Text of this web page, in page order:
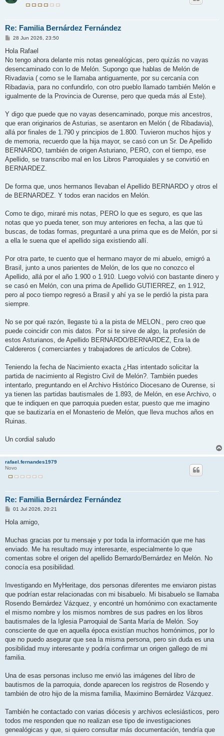
Re: Familia Bernárdez Fernández
M
n
a
j
28 Jun 2026, 23:50
Hola Rafael
No tengo ahora delante mis notas genealógicas, pero quizás no vayas
desencaminado con lo de Melón. Supongo que hablas de Melón de
Rivadavia ( como se le llamaba antiguamente, por su cercanía con
Ribadavia, para no confundirlo, con otro pueblo llamado también Melón e
igualmente de la Provincia de Ourense, pero que queda más al Este).
Y digo que puede que no vayas desencaminado, porque mis ancestros,
que eran originarios de Asturias, se asentaron en Melón ( de Ribadavia),
allá por finales de 1.790 y principios de 1.800. Tuvieron muchos hijos y
de memoria, recuerdo que la hija mayor, se casó con un Sr. De Apellido
BERNARDO, también de origen Asturiano, PERO, con el tiempo, ese
Apellido, se transcribo mal en los Libros Parroquiales y se convirtió en
BERNARDEZ.
De forma que, unos hermanos llevaban el Apellido BERNARDO y otros el
de BERNARDEZ. Y todos eran nacidos en Melón.
Como te digo, miraré mis notas, PERO lo que es seguro, es que las
notas que yo pueda tener, son muy anteriores en fecha, a las que tú
buscas, de todas formas, preguntaré a una prima que es de Melón, por si
a ella le suena que el apellido siga existiendo allí.
Por otra parte, te cuento que el hermano mayor de mi abuelo, emigró a
Brasil, junto a unos parientes de Melón, de los que no conozco el
Apellido, allá por el año 1.900 o 1.910. Luego volvió con bastante dinero y
se casó en Melón, con una prima de Apellido GUTIERREZ, en 1.912,
pero al poco tiempo regresó a Brasil y ahí ya se le perdió la pista para
siempre.
No se por qué razón, llegaste tú a la pista de MELON., pero creo que
puede coincidir con mis datos. Por si te sirve de algo, la profesión de
estos Asturianos, de Apellido BERNARDO/BERNARDEZ, Era la de
Caldereros ( comerciantes y trabajadores de artículos de Cobre).
Teniendo la fecha de Nacimiento exacta ¿Has intentado solicitar la
partida de nacimiento al Registro Civil de Melón?. También puedes
intentarlo, preguntando en el Archivo Histórico Diocesano de Ourense, si
ya tienen las partidas bautismales de 1.893, de Melón, en ese Archivo, o
que te indiquen en que parroquia pueden estar, puesto que me imagino
que se bautizaría en el Monasterio de Melón, que lleva muchos años en
Ruinas.
Un cordial saludo
rafael.fernandes1979
Novo
Re: Familia Bernárdez Fernández
M
n
j
01 Jul 2026, 20:21
Hola amigo,
Muchas gracias por tu mensaje y por toda la información que me has
enviado. Me ha resultado muy interesante, especialmente lo que
comentas sobre el origen del apellido Bernardo/Bernárdez en Melón. No
conocía esa posibilidad.
Investigando en MyHeritage, dos personas diferentes me enviaron pistas
que podrían estar relacionadas con mi bisabuelo. Mi bisabuelo se llamaba
Rosendo Bernárdez Vázquez, y encontré un homónimo con exactamente
el mismo nombre y los mismos nombres de sus padres en los libros
bautismales de la Iglesia Parroquial de Santa María de Melón. Soy
consciente de que en aquella época existían muchos homónimos, por lo
que no puedo asegurar que sea la misma persona, pero sin duda es una
posibilidad muy interesante y podría confirmar un origen gallego de mi
familia.
Una de esas personas incluso me envió las imágenes del libro de
bautismos de la parroquia, donde aparecen los registros de Rosendo y
también de otro hijo de la misma familia, Maximino Bernárdez Vázquez.
También he contactado con varias diócesis y archivos eclesiásticos, pero
todos me responden que no realizan ese tipo de investigaciones
genealógicas y que, si quiero consultar más documentación, tendría que